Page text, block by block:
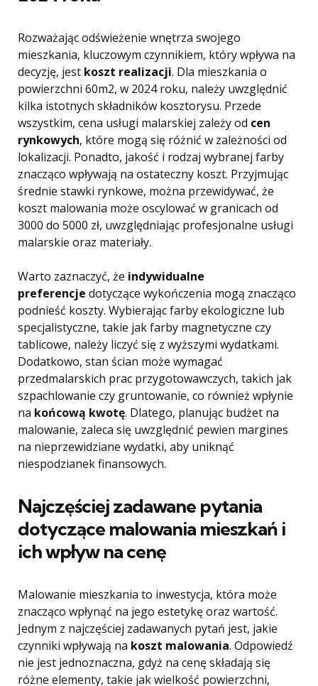
Rozważając odświeżenie wnętrza swojego
mieszkania, kluczowym czynnikiem, który wpływa na
decyzję, jest koszt realizacji. Dla mieszkania o
powierzchni 60m2, w 2024 roku, należy uwzględnić
kilka istotnych składników kosztorysu. Przede
wszystkim, cena usługi malarskiej zależy od cen
rynkowych, które mogą się różnić w zależności od
lokalizacji. Ponadto, jakość i rodzaj wybranej farby
znacząco wpływają na ostateczny koszt. Przyjmując
średnie stawki rynkowe, można przewidywać, że
koszt malowania może oscylować w granicach od
3000 do 5000 zł, uwzględniając profesjonalne usługi
malarskie oraz materiały.
Warto zaznaczyć, że indywidualne
preferencje dotyczące wykończenia mogą znacząco
podnieść koszty. Wybierając farby ekologiczne lub
specjalistyczne, takie jak farby magnetyczne czy
tablicowe, należy liczyć się z wyższymi wydatkami.
Dodatkowo, stan ścian może wymagać
przedmalarskich prac przygotowawczych, takich jak
szpachlowanie czy gruntowanie, co również wpłynie
na końcową kwotę. Dlatego, planując budżet na
malowanie, zaleca się uwzględnić pewien margines
na nieprzewidziane wydatki, aby uniknąć
niespodzianek finansowych.
Najczęściej zadawane pytania
dotyczące malowania mieszkań i
ich wpływ na cenę
Malowanie mieszkania to inwestycja, która może
znacząco wpłynąć na jego estetykę oraz wartość.
Jednym z najczęściej zadawanych pytań jest, jakie
czynniki wpływają na koszt malowania. Odpowiedź
nie jest jednoznaczna, gdyż na cenę składają się
różne elementy, takie jak wielkość powierzchni,